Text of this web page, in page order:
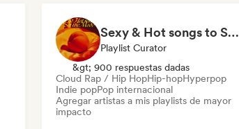
Sexy & Hot songs to Set the Mood 🥀 🥵
Playlist Curator
&gt; 900 respuestas dadas
Cloud Rap / Hip HopHip-hopHyperpop
Indie popPop internacional
Agregar artistas a mis playlists de mayor
impacto